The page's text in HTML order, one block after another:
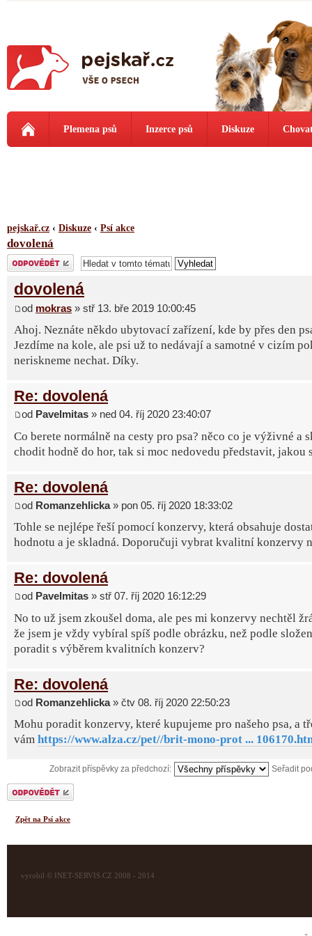
Plemena psů Inzerce psů Diskuze
pejskař.cz ‹ Diskuze ‹ Psí akce
dovolená
Odeslat odpověď
dovolená
od mokras » stř 13. bře 2019 10:00:45
Ahoj. Neznáte někdo ubytovací zařízení, kde by přes den
Jezdíme na kole, ale psi už to nedávají a samotné v cizím
neriskneme nechat. Díky.
Re: dovolená
od Pavelmitas » ned 04. říj 2020 23:40:07
Co berete normálně na cesty pro psa? něco co je výživné a
chodit hodně do hor, tak si moc nedovedu představit, jakou
Re: dovolená
od Romanzehlicka» pon 05. říj 2020 18:33:02
Tohle se nejlépe řeší pomocí konzervy, která obsahuje
hodnotu a je skladná. Doporučuji vybrat kvalitní konzervy
Re: dovolená
od Pavelmitas » stř 07. říj 2020 16:12:29
No to už jsem zkoušel doma, ale pes mi konzervy nechtěl
že jsem je vždy vybíral spíš podle obrázku, než podle
poradit s výběrem kvalitních konzerv?
Re: dovolená
od Romanzehlicka» čtv 08. říj 2020 22:50:23
Mohu poradit konzervy, které kupujeme pro našeho psa, a
vám https://www.alza.cz/pet//brit-mono-prot ...
Zobrazit příspěvky za předchozí: Seřadit
Odeslat odpověď
Zpět na Psí akce
vyrobil © INET-SERVIS.CZ 2008 - 2014